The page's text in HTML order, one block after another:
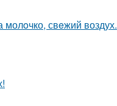
молoчко, свeжий воздух.